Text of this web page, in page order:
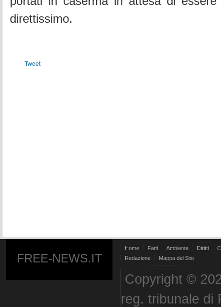
direttissimo.
Tweet
FREE-NEWS.IT
Home Fatti Ambiente Diritti
Redazione
Mappa del Sito
Copyright ©
reg. tribunale di